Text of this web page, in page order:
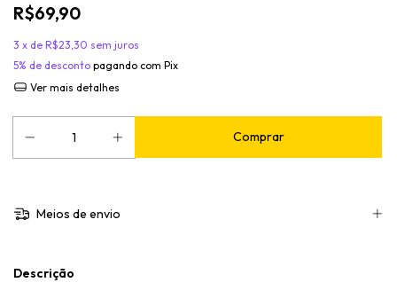
R$69,90
3 x de R$23,30 sem juros
5% de desconto pagando com Pix
Ver mais detalhes
Meios de envio
Descrição